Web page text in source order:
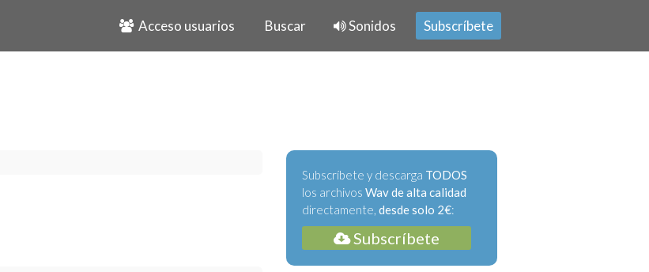
Acceso usuarios Buscar Sonidos Subscríbete
Subscríbete y descarga TODOS
los archivos Wav de alta calidad
directamente, desde solo 2€:
Subscríbete